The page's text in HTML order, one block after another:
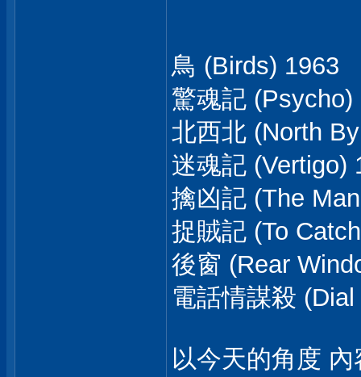
鳥 (Birds) 1963
驚魂記 (Psycho)
北西北 (North
迷魂記 (Vertigo)
擒凶記 (The
捉賊記 (To
後窗 (Rear
電話情謀殺
以今天的角度